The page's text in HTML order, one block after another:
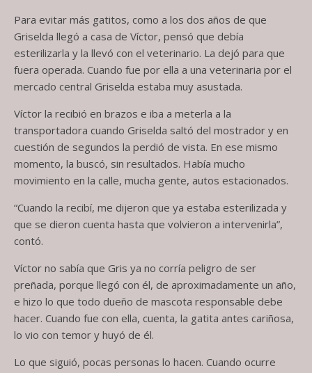
Para evitar más gatitos, como a los dos años de que
Griselda llegó a casa de Víctor, pensó que debía
esterilizarla y la llevó con el veterinario. La dejó para que
fuera operada. Cuando fue por ella a una veterinaria por el
mercado central Griselda estaba muy asustada.
Víctor la recibió en brazos e iba a meterla a la
transportadora cuando Griselda saltó del mostrador y en
cuestión de segundos la perdió de vista. En ese mismo
momento, la buscó, sin resultados. Había mucho
movimiento en la calle, mucha gente, autos estacionados.
“Cuando la recibí, me dijeron que ya estaba esterilizada y
que se dieron cuenta hasta que volvieron a intervenirla”,
contó.
Víctor no sabía que Gris ya no corría peligro de ser
preñada, porque llegó con él, de aproximadamente un año,
e hizo lo que todo dueño de mascota responsable debe
hacer. Cuando fue con ella, cuenta, la gatita antes cariñosa,
lo vio con temor y huyó de él.
Lo que siguió, pocas personas lo hacen. Cuando ocurre